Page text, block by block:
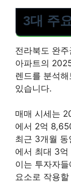
3대 주
전라북도 완
아파트의
렌드를 분석
있습니다.
매매 시세는
에서 2억
최근 3개월 동
에서 최대 3
이는 투자자
요소로 작용